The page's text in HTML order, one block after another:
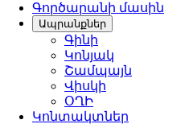
Գործարանի մասին
Ապրանքներ
Գինի
Կոնյակ
Շամպայն
Վիսկի
ՕՂԻ
Կոնտակտներ